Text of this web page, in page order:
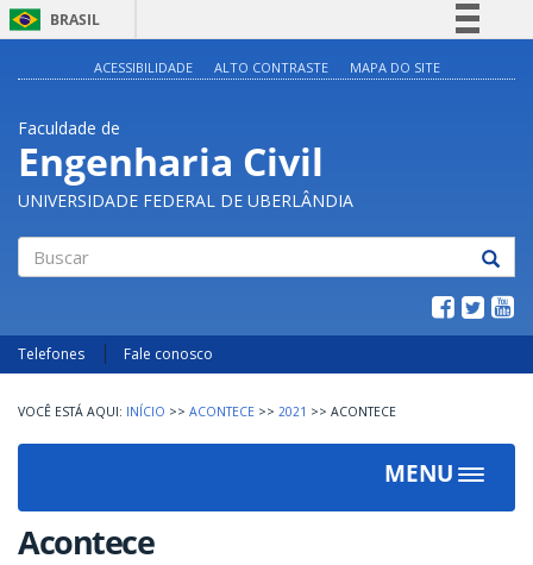
BRASIL
Legislação
Canais
ACESSIBILIDADE ALTO CONTRASTE MAPA DO SITE
Faculdade de
Engenharia Civil
UNIVERSIDADE FEDERAL DE UBERLÂNDIA
Telefones Fale conosco
INÍCIO >> ACONTECE >> 2021 >> ACONTECE
MENU
Toggle
Acontece